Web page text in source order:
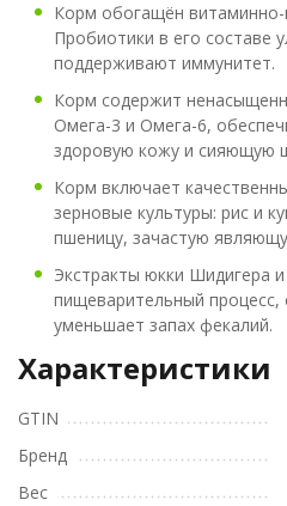
Корм обогащён
Пробиотики в его составе
поддерживают иммунитет.
Корм содержит
Омега-3 и Омега-6,
здоровую кожу и сияющую
Корм включает
зерновые культуры: рис и
пшеницу, зачастую
Экстракты юкки Шидигера
пищеварительный
уменьшает запах фекалий.
Характеристики
GTIN
Бренд
Вес